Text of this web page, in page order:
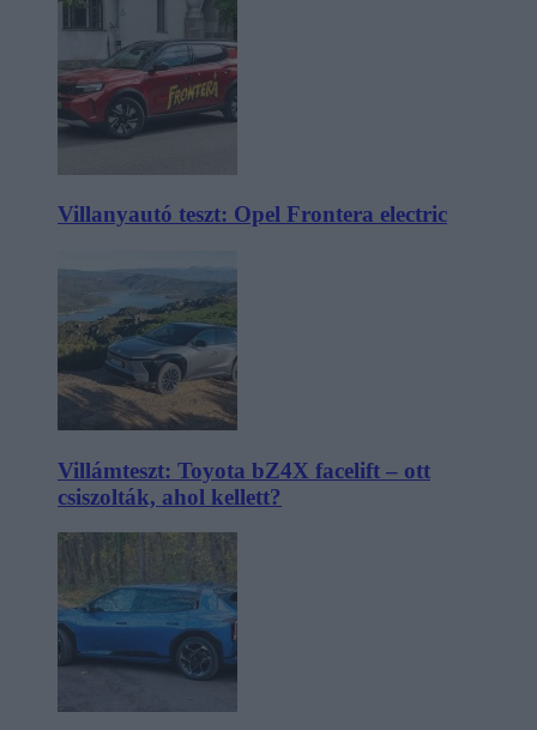
Villanyautó teszt: Opel Frontera electric
Villámteszt: Toyota bZ4X facelift – ott
csiszolták, ahol kellett?